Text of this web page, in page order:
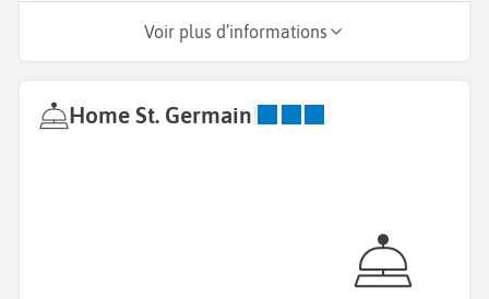
Voir plus d’informations
Home St. Germain